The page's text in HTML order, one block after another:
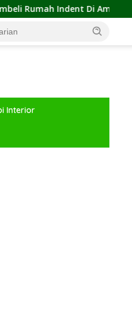
Di Aman dan Tipsnya
Interior